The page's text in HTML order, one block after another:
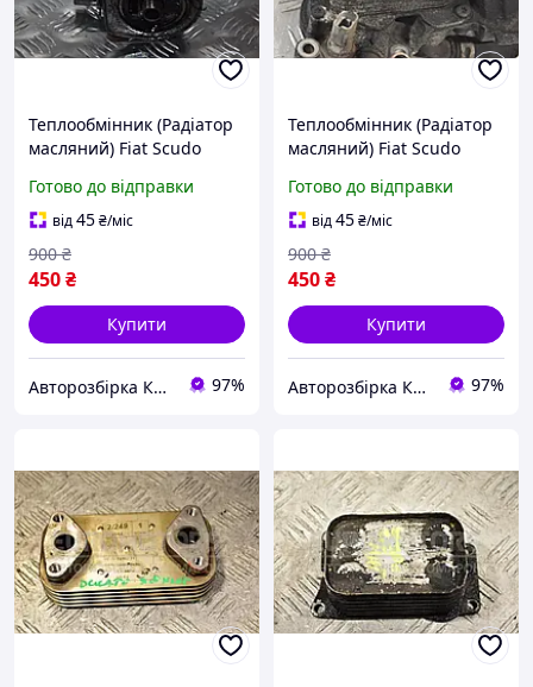
Теплообмінник (Радіатор
масляний) Fiat Scudo
Готово до відправки
від45₴/міс
450₴
900 ₴
Купити
Авторозбірка Київ б/у автозапчастини 97%
Теплообмінник (Радіатор
масляний) Fiat Scudo
141146
Готово до відправки
від45₴/міс
450₴
900 ₴
Купити
Авторозбірка Київ б/у автозапчастини 97%